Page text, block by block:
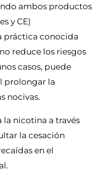
ambos productos
y CE)
práctica conocida
reduce los riesgos
casos, puede
prolongar la
nocivas.
la nicotina a través
la cesación
en el